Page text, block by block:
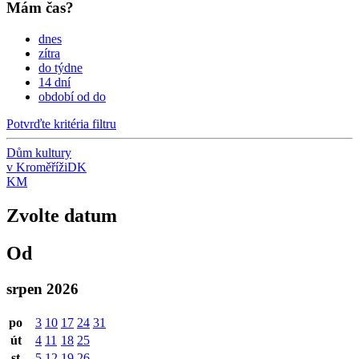
Mám čas?
dnes
zítra
do týdne
14 dní
období od do
Potvrďte kritéria filtru
Dům kultury
v KroměřížiDK
KM
Zvolte datum
Od
srpen 2026
po 3 10 17 24 31
út
4 11 18 25